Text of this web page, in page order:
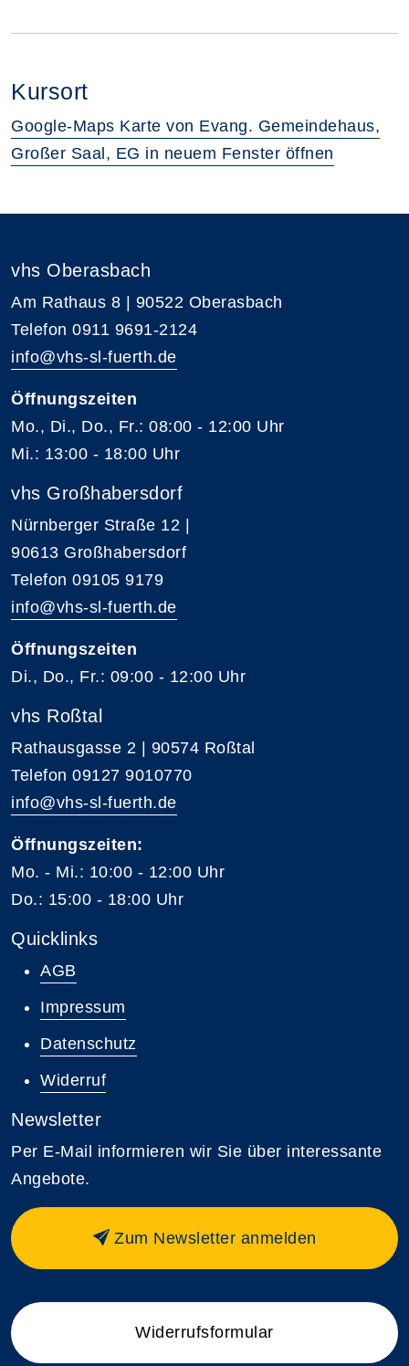
Kursort
Google-Maps Karte von Evang. Gemeindehaus,
Großer Saal, EG in neuem Fenster öffnen
vhs Oberasbach
Am Rathaus 8 | 90522 Oberasbach
Telefon 0911 9691-2124
info@vhs-sl-fuerth.de
Öffnungszeiten
Mo., Di., Do., Fr.: 08:00 - 12:00 Uhr
Mi.: 13:00 - 18:00 Uhr
vhs Großhabersdorf
Nürnberger Straße 12 |
90613 Großhabersdorf
Telefon 09105 9179
info@vhs-sl-fuerth.de
Öffnungszeiten
Di., Do., Fr.: 09:00 - 12:00 Uhr
vhs Roßtal
Rathausgasse 2 | 90574 Roßtal
Telefon 09127 9010770
info@vhs-sl-fuerth.de
Öffnungszeiten:
Mo. - Mi.: 10:00 - 12:00 Uhr
Do.: 15:00 - 18:00 Uhr
Quicklinks
AGB
Impressum
Datenschutz
Widerruf
Newsletter
Per E-Mail informieren wir Sie über interessante
Angebote.
Zum Newsletter anmelden
Widerrufsformular